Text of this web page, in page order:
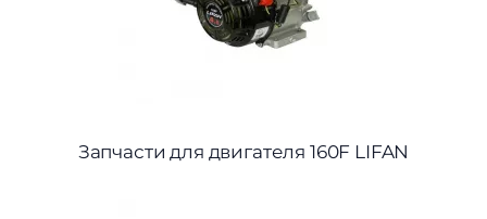
Запчасти для двигателя 160F LIFAN